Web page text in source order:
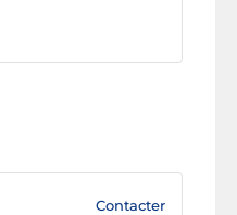
Contacter